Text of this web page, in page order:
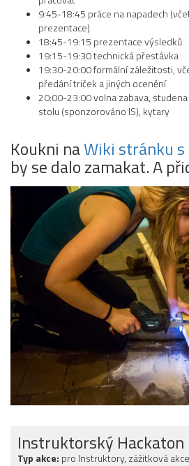
9:45-18:45 práce na napadech
prezentace)
18:45-19:15 prezentace výsledků
19:15-19:30 technická přestávka
19:30-20:00 formální záležitosti,
předání triček a jiných ocenění
20:00-23:00 volna zabava,
stolu (sponzorováno IS), kytary
Koukni naWiki stránku s
by se dalo zamakat. A
Instruktorský Hackaton
Typ akce: pro Instruktory, zážitková akce